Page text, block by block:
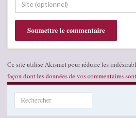
Ce site utilise Akismet pour réduire les
façon dont les données de vos commentaires
Search for: